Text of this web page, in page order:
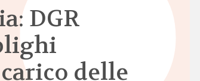
DGR
delle